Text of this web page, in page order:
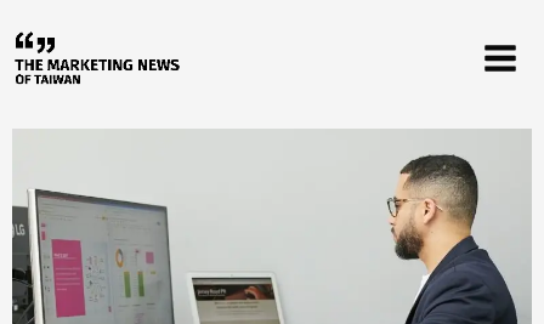
至
主